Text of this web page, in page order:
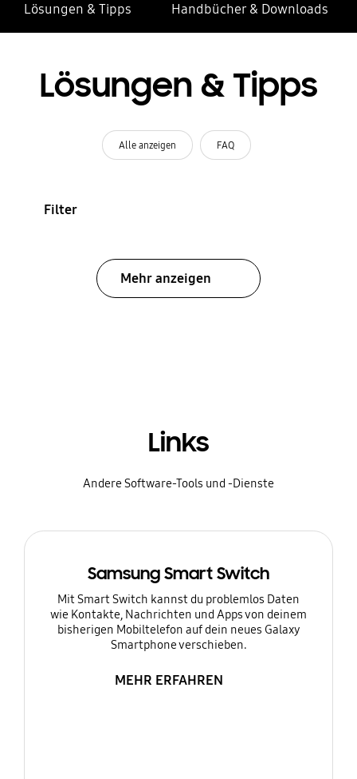
Lösungen & Tipps Handbücher & Downloads
Lösungen & Tipps
Alle anzeigen FAQ
Filter
Mehr anzeigen
Links
Andere Software-Tools und -Dienste
Samsung Smart Switch
Mit Smart Switch kannst du problemlos Daten
wie Kontakte, Nachrichten und Apps von deinem
bisherigen Mobiltelefon auf dein neues Galaxy
Smartphone verschieben.
MEHR ERFAHREN